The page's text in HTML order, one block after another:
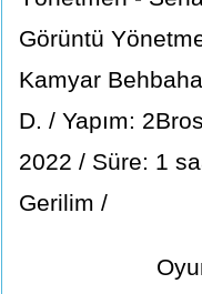
Görüntü
Kamyar
D. / Yapım:
2022 / Süre: 1
Gerilim /